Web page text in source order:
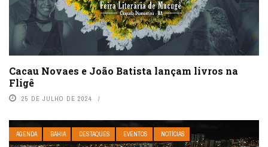
Cacau Novaes e João Batista lançam livros na
Fligê
25 DE JULHO DE 2024
AGENDA BAHIA DESTAQUES EVENTOS NOTÍCIAS